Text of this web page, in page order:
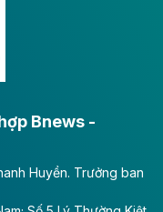
phía Nam đồng
Nam - CTCP
trong quý
Bnews -
Huyền. Trưởng ban